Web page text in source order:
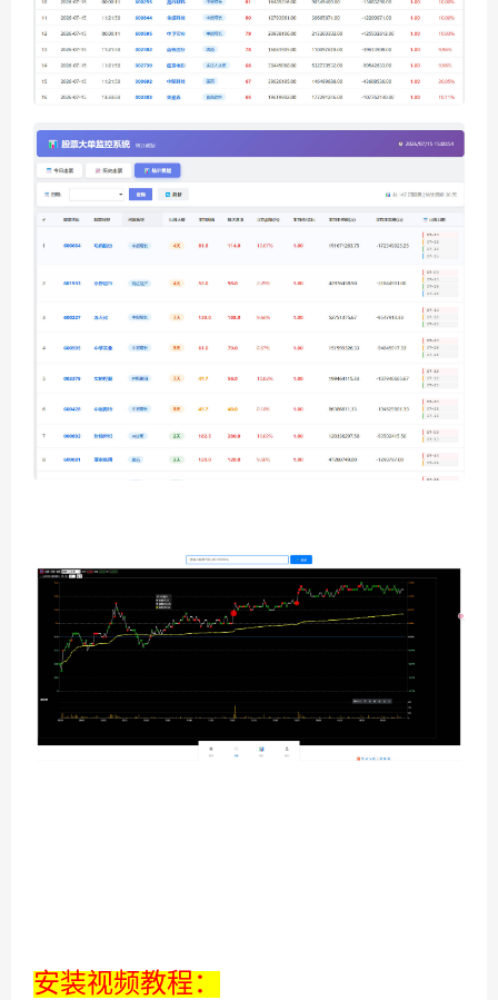
安装视频教程：